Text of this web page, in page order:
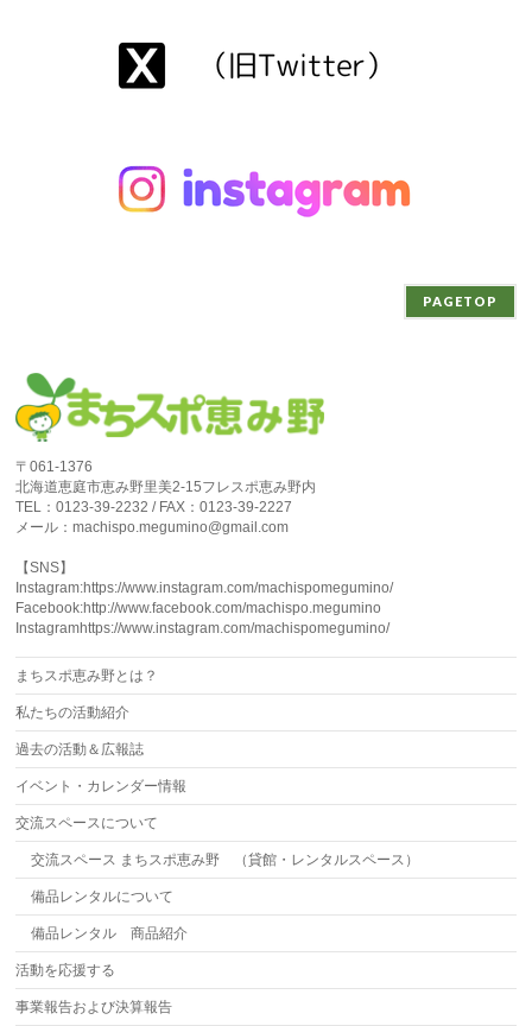
PAGETOP
〒061-1376
北海道恵庭市恵み野里美2-15フレスポ恵み野内
TEL：0123-39-2232 / FAX：0123-39-2227
メール：machispo.megumino@gmail.com
【SNS】
Instagram:https://www.instagram.com/machispomegumino/
Facebook:http://www.facebook.com/machispo.megumino
Instagramhttps://www.instagram.com/machispomegumino/
まちスポ恵み野とは？
私たちの活動紹介
過去の活動＆広報誌
イベント・カレンダー情報
交流スペースについて
交流スペース まちスポ恵み野 （貸館・レンタルスペース）
備品レンタルについて
備品レンタル 商品紹介
活動を応援する
事業報告および決算報告